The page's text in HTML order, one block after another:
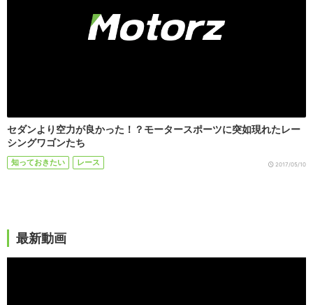
セダンより空力が良かった！？モータースポーツに突如現れたレー
シングワゴンたち
知っておきたい レース 2017/05/10
最新動画